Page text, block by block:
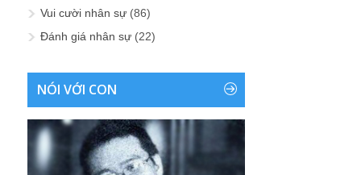
Vui cười nhân sự (86)
Đánh giá nhân sự (22)
NÓI VỚI CON